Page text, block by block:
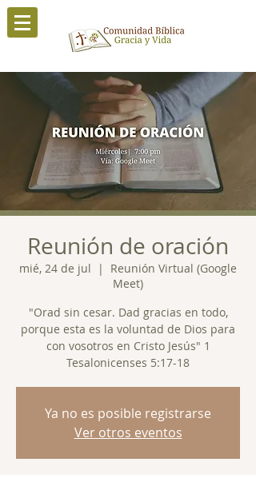
Reunión de oración
mié, 24 de jul
  |
Reunión Virtual (Google
Meet)
"Orad sin cesar. Dad gracias en todo,
porque esta es la voluntad de Dios para
con vosotros en Cristo Jesús" 1
Tesalonicenses 5:17-18
Ya no es posible registrarse
Ver otros eventos